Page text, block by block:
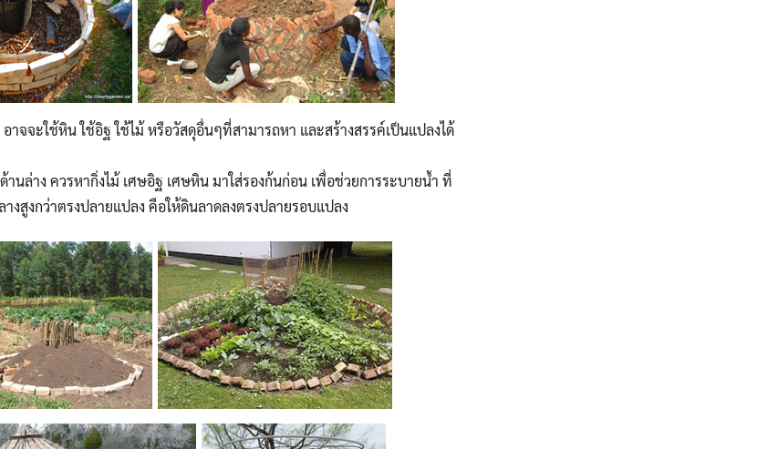
าจจะใช้หิน ใช้อิฐ ใช้ไม้ หรือวัสดุอื่นๆที่สามารถหา และสร้างสรรค์เป็นแปลงได้
านล่าง ควรหากิ่งไม้ เศษอิฐ เศษหิน มาใส่รองก้นก่อน เพื่อช่วยการระบายน้ำ ที่
งสูงกว่าตรงปลายแปลง คือให้ดินลาดลงตรงปลายรอบแปลง